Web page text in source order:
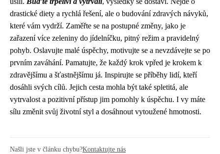
drastické diety a rychlá řešení, ale o budování zdravých návyků,
které vám vydrží. Zaměřte se na postupné změny, jako je
zařazení více zeleniny do jídelníčku, pitný režim a pravidelný
pohyb. Oslavujte malé úspěchy, motivujte se a nevzdávejte se po
prvním zaváhání. Pamatujte, že každý krok vpřed je krokem k
zdravějšímu a šťastnějšímu já. Inspirujte se příběhy lidí, kteří
dosáhli svých cílů. Jejich cesta mohla být také spletitá, ale
vytrvalost a pozitivní přístup jim pomohly k úspěchu. I vy máte
sílu změnit svůj životní styl a dosáhnout vytoužené hmotnosti.
Našli jste v článku chybu?Kontaktujte nás